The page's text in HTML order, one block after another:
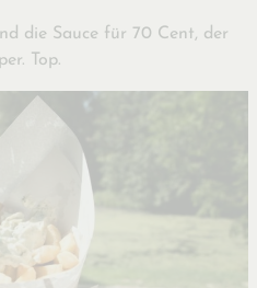
die Sauce für 70 Cent, der
Top.